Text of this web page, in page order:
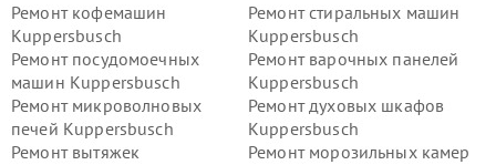
Ремонт кофемашин
Kuppersbusch
Ремонт стиральных машин
Kuppersbusch
Ремонт посудомоечных
машин Kuppersbusch
Ремонт варочных панелей
Kuppersbusch
Ремонт микроволновых
печей Kuppersbusch
Ремонт духовых шкафов
Kuppersbusch
Ремонт вытяжек
Ремонт морозильных камер